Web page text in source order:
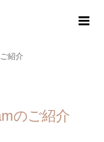
紹介
のご紹介